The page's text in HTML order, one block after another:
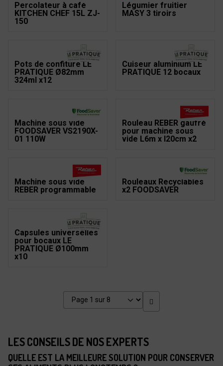
Percolateur à café
KITCHEN CHEF 15L ZJ-
150
Légumier fruitier
MASY 3 tiroirs
Pots de confiture LE
PRATIQUE Ø82mm
324ml x12
Cuiseur aluminium LE
PRATIQUE 12 bocaux
Machine sous vide
FOODSAVER VS2190X-
01 110W
Rouleau REBER gaufré
pour machine sous
vide L6m x l20cm x2
Machine sous vide
REBER programmable
Rouleaux Recyclables
x2 FOODSAVER
Capsules universelles
pour bocaux LE
PRATIQUE Ø100mm
x10
LES CONSEILS DE NOS EXPERTS
QUELLE EST LA MEILLEURE SOLUTION POUR CONSERVER